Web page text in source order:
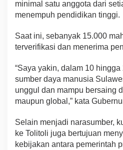
minimal satu anggota dari
menempuh pendidikan tinggi.
Saat ini, sebanyak 15.000
terverifikasi dan menerima
“Saya yakin, dalam 10
sumber daya manusia
unggul dan mampu bersaing
maupun global,” kata
Selain menjadi narasumber,
ke Tolitoli juga bertujuan
kebijakan antara pemerintah